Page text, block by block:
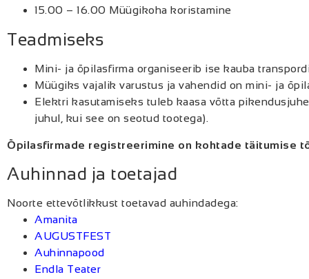
15.00 – 16.00 Müügikoha koristamine
Teadmiseks
Mini- ja õpilasfirma organiseerib ise kauba
Müügiks vajalik varustus ja vahendid on mini- ja
Elektri kasutamiseks tuleb kaasa võtta
juhul, kui see on seotud tootega).
Õpilasfirmade registreerimine on kohtade täitumise
Auhinnad ja toetajad
Noorte ettevõtlikkust toetavad auhindadega:
Amanita
AUGUSTFEST
Auhinnapood
Endla Teater